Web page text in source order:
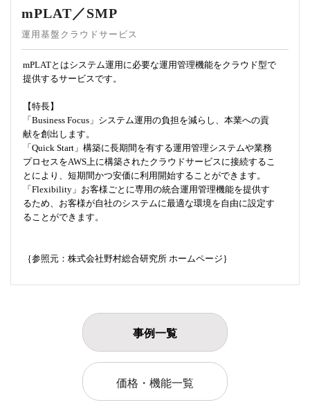
mPLAT／SMP
運用基盤クラウドサービス
mPLATとはシステム運用に必要な運用管理機能をクラウド型で
提供するサービスです。
【特長】
「Business Focus」システム運用の負担を減らし、本業への貢
献を創出します。
「Quick Start」構築に長期間を有する運用管理システムや業務
プロセスをAWS上に構築されたクラウドサービスに接続するこ
とにより、短期間かつ安価に利用開始することができます。
「Flexibility」お客様ごとに専用の統合運用管理機能を提供す
るため、お客様が自社のシステムに最適な環境を自由に設定す
ることができます。
｛参照元：株式会社野村総合研究所 ホームページ｝
事例一覧
価格・機能一覧